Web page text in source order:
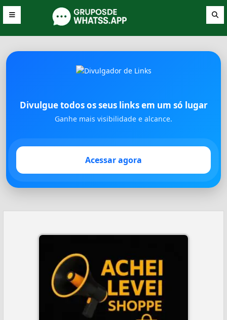
Divulgue todos os seus links em um só lugar
Ganhe mais visibilidade e alcance.
Acessar agora